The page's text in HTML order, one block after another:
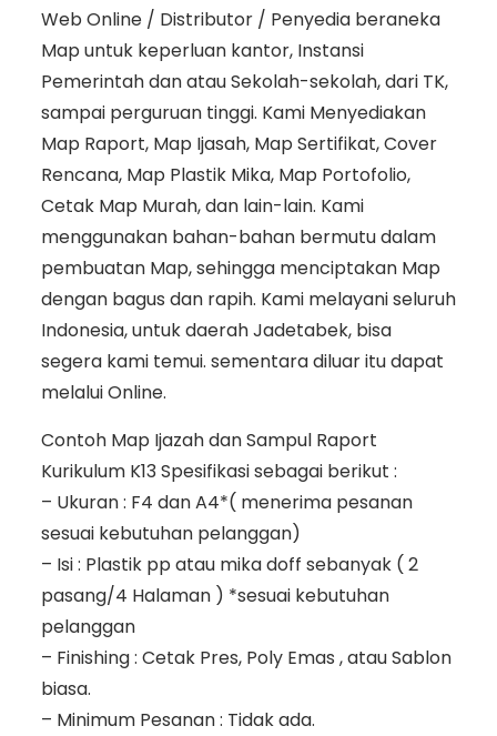
Web Online / Distributor / Penyedia beraneka
Map untuk keperluan kantor, Instansi
Pemerintah dan atau Sekolah-sekolah, dari TK,
sampai perguruan tinggi. Kami Menyediakan
Map Raport, Map Ijasah, Map Sertifikat, Cover
Rencana, Map Plastik Mika, Map Portofolio,
Cetak Map Murah, dan lain-lain. Kami
menggunakan bahan-bahan bermutu dalam
pembuatan Map, sehingga menciptakan Map
dengan bagus dan rapih. Kami melayani seluruh
Indonesia, untuk daerah Jadetabek, bisa
segera kami temui. sementara diluar itu dapat
melalui Online.
Contoh Map Ijazah dan Sampul Raport
Kurikulum K13 Spesifikasi sebagai berikut :
– Ukuran : F4 dan A4*( menerima pesanan
sesuai kebutuhan pelanggan)
– Isi : Plastik pp atau mika doff sebanyak ( 2
pasang/4 Halaman ) *sesuai kebutuhan
pelanggan
– Finishing : Cetak Pres, Poly Emas , atau Sablon
biasa.
– Minimum Pesanan : Tidak ada.